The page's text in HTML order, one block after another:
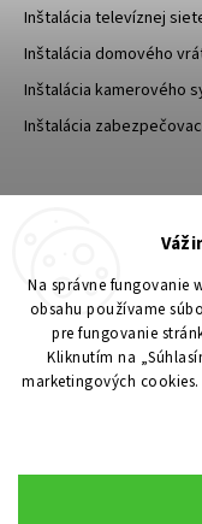
Na správne fungovanie
obsahu používame
pre fungovanie
Kliknutím na
marketingových
Inštalácia televíznej
Inštalácia domového
Inštalácia kamerového
Inštalácia